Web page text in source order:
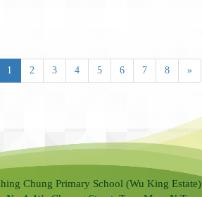
1 2 3 4 5 6 7 8 »
Chung Primary School (Wu King Estate)